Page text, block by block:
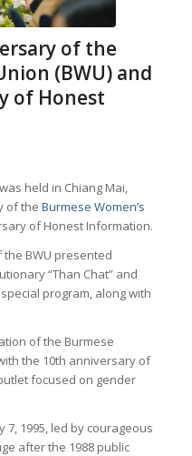
of the
(BWU) and
of Honest
held in Chiang Mai,
of the Burmese Women’s
of Honest Information.
BWU presented
“Than Chat” and
program, along with
of the Burmese
the 10th anniversary of
focused on gender
7, 1995, led by courageous
after the 1988 public